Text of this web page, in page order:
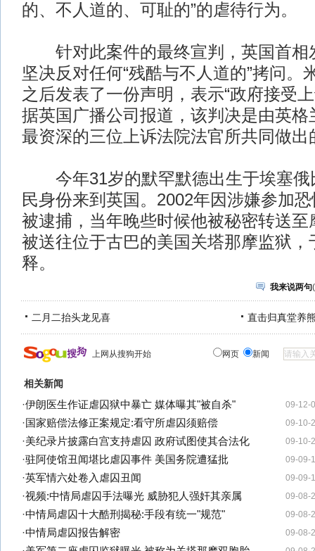
的、不人道的、可耻的”的虐待行为。
针对此案件的最终宣判，英国首相
坚决反对任何“残酷与不人道的”拷问。
之后发表了一份声明，表示“政府接受
据英国广播公司报道，该判决是由英格
最资深的三位上诉法院法官所共同做出
今年31岁的默罕默德出生于埃塞俄
民身份来到英国。2002年因涉嫌参加
被逮捕，当年晚些时候他被秘密转送至
被送往位于古巴的美国关塔那摩监狱，
释。
我来说两句(
二月二抬头龙见喜 直击归真堂养
上网从搜狗开始 网页 新闻
相关新闻
09-12-
·伊朗医生作证虐囚狱中暴亡 媒体曝其"被自杀"
09-10-
· 国家赔偿法修正案规定:看守所虐囚须赔偿
09-10-
·美纪录片披露白宫支持虐囚 政府试图使其合法化
09-09-
·驻阿使馆丑闻堪比虐囚事件 美国务院遭猛批
09-09-
·英军情六处卷入虐囚丑闻
09-08-
·视频:中情局虐囚手法曝光 威胁犯人强奸其亲属
09-08-
·中情局虐囚十大酷刑揭秘:手段有统一"规范"
09-08-
·中情局虐囚报告解密